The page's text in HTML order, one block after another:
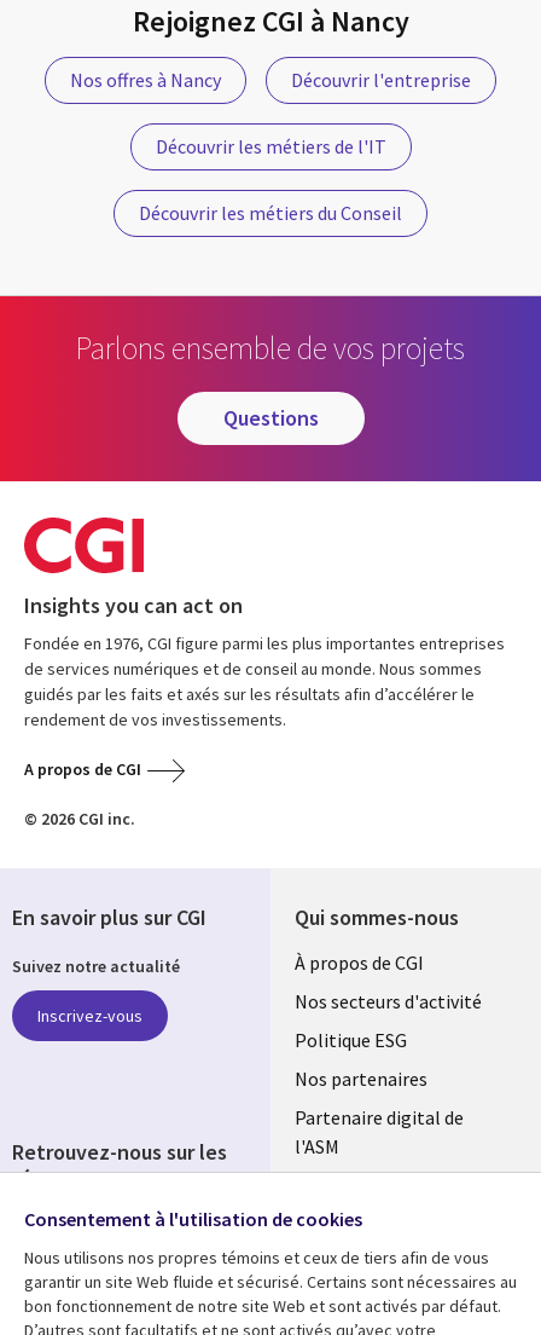
Rejoignez CGI à Nancy
Nos offres à Nancy Découvrir l'entreprise
Découvrir les métiers de l'IT
Découvrir les métiers du Conseil
Parlons ensemble de vos projets
questions
Insights you can act on
Fondée en 1976, CGI figure parmi les plus importantes entreprises
de services numériques et de conseil au monde. Nous sommes
guidés par les faits et axés sur les résultats afin d’accélérer le
rendement de vos investissements.
A propos de CGI
© 2026 CGI inc.
Qui sommes-nous
Useful
links
FRANCE
À propos de CGI
Nos secteurs d'activité
Politique ESG
Nos partenaires
Partenaire digital de
l'ASM
Fusions
Ressources Support
En savoir plus sur CGI
Suivez notre actualité
Inscrivez-vous
Retrouvez-nous sur les
réseaux
Social
Media
FRANCE
Consentement à l'utilisation de cookies
Nous utilisons nos propres témoins et ceux de tiers afin de vous
garantir un site Web fluide et sécurisé. Certains sont nécessaires au
bon fonctionnement de notre site Web et sont activés par défaut.
D’autres sont facultatifs et ne sont activés qu’avec votre